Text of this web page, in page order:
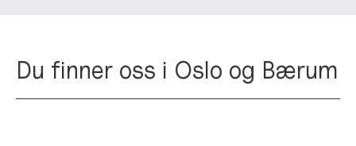
Du finner oss i Oslo og Bærum